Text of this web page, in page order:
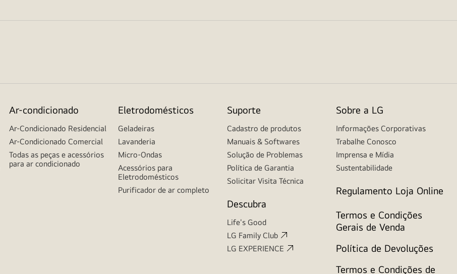
Ar-condicionado
Ar-Condicionado Residencial
Ar-Condicionado Comercial
Todas as peças e acessórios
para ar condicionado
Eletrodomésticos
Geladeiras
Lavanderia
Micro-Ondas
Acessórios para
Eletrodomésticos
Purificador de ar completo
Suporte
Cadastro de produtos
Manuais & Softwares
Solução de Problemas
Política de Garantia
Solicitar Visita Técnica
Descubra
Life's Good
LG Family Club
LG EXPERIENCE
Sobre a LG
Informações Corporativas
Trabalhe Conosco
Imprensa e Mídia
Sustentabilidade
Regulamento Loja Online
Termos e Condições
Gerais de Venda
Política de Devoluções
Termos e Condições de